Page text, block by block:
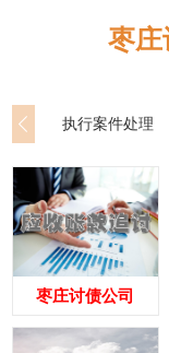
枣庄
执行案件处理
枣庄讨债公司